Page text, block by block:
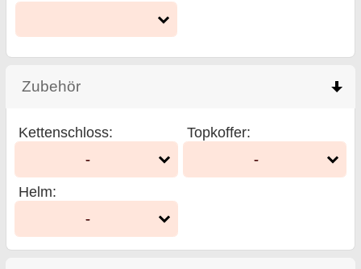
Zubehör
Kettenschloss:
-
Topkoffer:
-
Helm:
-